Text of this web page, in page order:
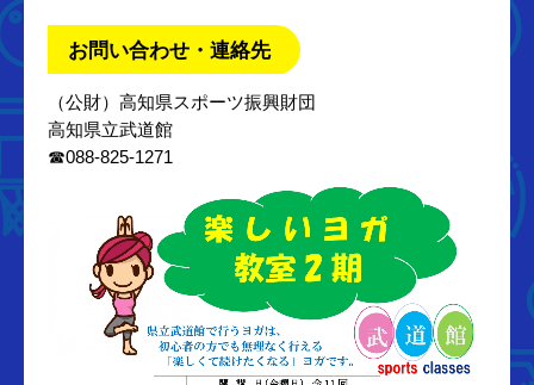
お問い合わせ・連絡先
（公財）高知県スポーツ振興財団
高知県立武道館
☎088-825-1271